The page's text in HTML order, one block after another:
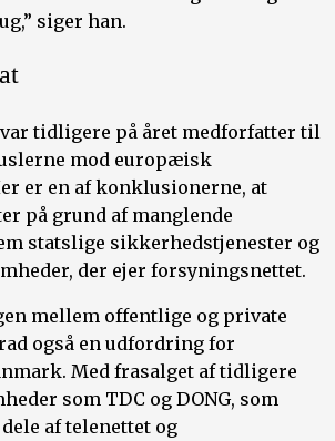
siger han.
tidligere på året medforfatter til
mod europæisk
er en af konklusionerne, at
på grund af manglende
statslige sikkerhedstjenester og
der ejer forsyningsnettet.
mellem offentlige og private
også en udfordring for
Med frasalget af tidligere
som TDC og DONG, som
af telenettet og